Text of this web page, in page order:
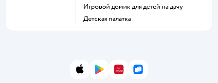
Игровой домик для детей на дачу
Детская палатка
App StoreGoogle Play
AppGallery
RuStore